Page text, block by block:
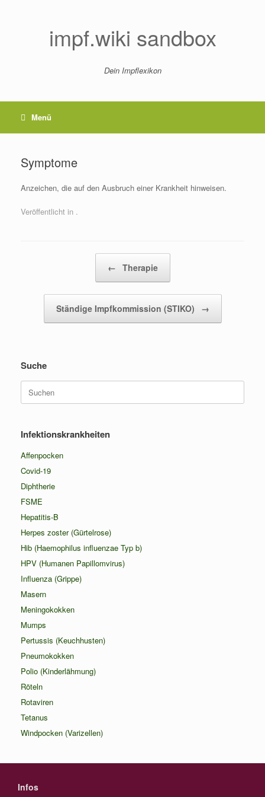
impf.wiki sandbox
Dein Impflexikon
Menü
Symptome
Anzeichen, die auf den Ausbruch einer Krankheit hinweisen.
Veröffentlicht in .
← Therapie
Ständige Impfkommission (STIKO) →
Suche
Suchen
nach:
Infektionskrankheiten
Affenpocken
Covid-19
Diphtherie
FSME
Hepatitis-B
Herpes zoster (Gürtelrose)
Hib (Haemophilus influenzae Typ b)
HPV (Humanen Papillomvirus)
Influenza (Grippe)
Masern
Meningokokken
Mumps
Pertussis (Keuchhusten)
Pneumokokken
Polio (Kinderlähmung)
Röteln
Rotaviren
Tetanus
Windpocken (Varizellen)
Infos